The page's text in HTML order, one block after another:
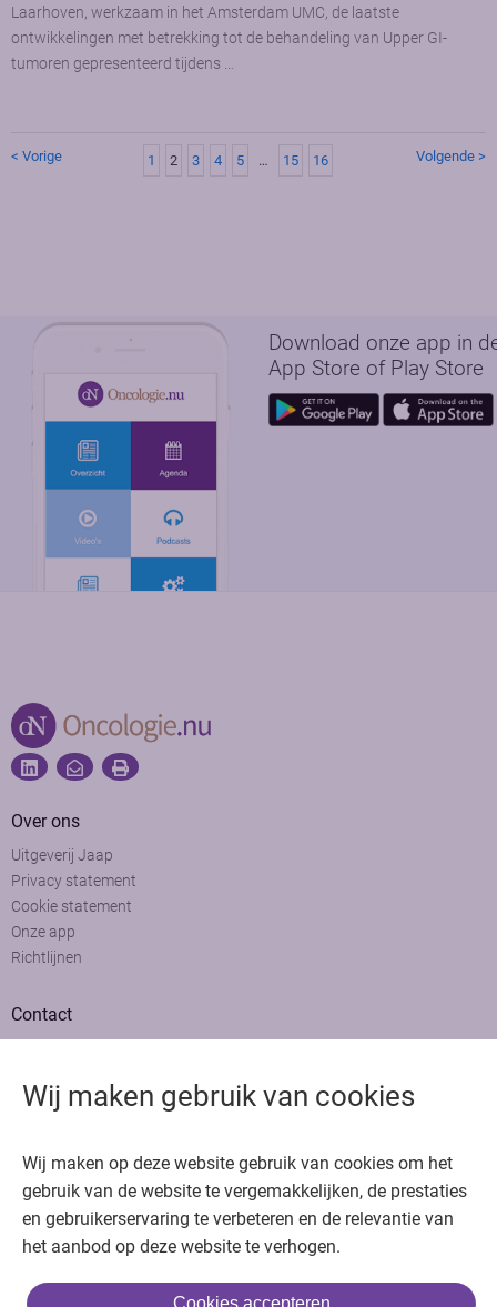
Wij maken gebruik van cookies
Wij maken op deze website gebruik van cookies om het
gebruik van de website te vergemakkelijken, de prestaties
en gebruikerservaring te verbeteren en de relevantie van
het aanbod op deze website te verhogen.
Bedankt voor het bezoeken van Oncologie.nu
Krijg gratis toegang in 30 seconden of log in om verder te gaan
Laarhoven, werkzaam in het Amsterdam UMC, de laatste
ontwikkelingen met betrekking tot de behandeling van Upper GI-
tumoren gepresenteerd tijdens …
< Vorige 1 2 3 4 5 … 15 16 Volgende >
Download onze app in
App Store of Play Store
Over ons
Uitgeverij Jaap
Privacy statement
Cookie statement
Onze app
Richtlijnen
Contact
Adverteren
Copyright © 2026. Uitgeverij Jaap. Alle rechten voorbehouden.